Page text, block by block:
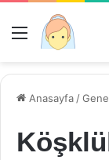
Menü
Anasayfa /